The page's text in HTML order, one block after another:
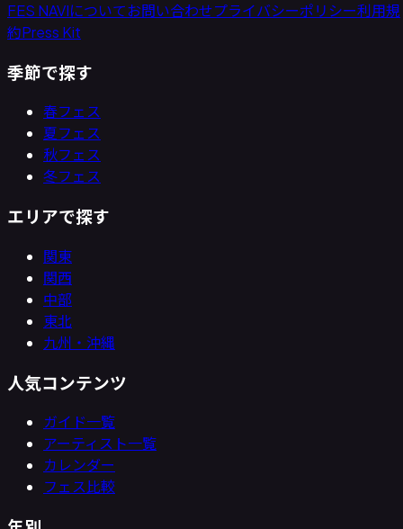
FES NAVIについてお問い合わせプライバシーポリシー利用規
約Press Kit
季節で探す
春フェス
夏フェス
秋フェス
冬フェス
エリアで探す
関東
関西
中部
東北
九州・沖縄
人気コンテンツ
ガイド一覧
アーティスト一覧
カレンダー
フェス比較